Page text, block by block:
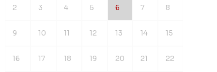
2 3 4 5 6 7 8
9 10 11 12 13 14 15
16 17 18 19 20 21 22